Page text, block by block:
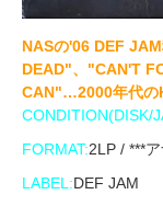
NASの'06 DEF
DEAD"、"CAN'T
CAN"…2000年代の
CONDITION(DISK/
FORMAT:2LP / ***
LABEL:DEF JAM